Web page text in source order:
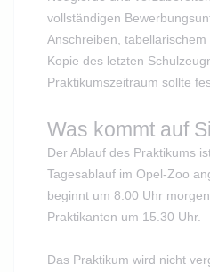
vollständigen
Anschreiben,
Kopie des letzten
Praktikumszeitraum sollte
Was kommt auf
Der Ablauf des Praktikums
Tagesablauf im Opel-Zoo
beginnt um 8.00 Uhr
Praktikanten um 15.30 Uhr.
Das Praktikum wird nicht